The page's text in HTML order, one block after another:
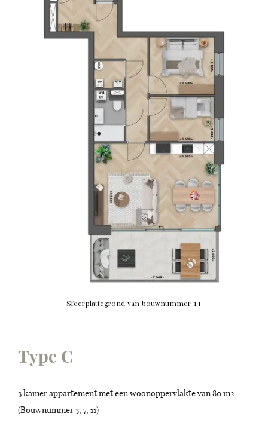
Sfeerplattegrond van bouwnummer 11
Type C
3 kamer appartement met een woonoppervlakte van 80 m2
(Bouwnummer 3, 7, 11)